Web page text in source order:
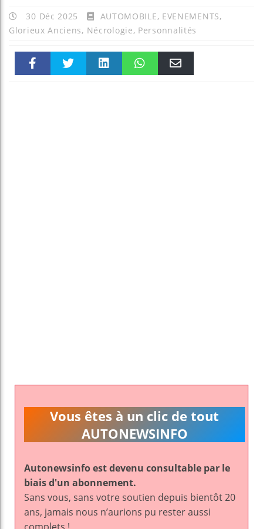
30 Déc 2025 AUTOMOBILE, EVENEMENTS,
Glorieux Anciens, Nécrologie, Personnalités
Vous êtes à un clic de tout
AUTONEWSINFO
Autonewsinfo est devenu consultable par le
biais d'un abonnement.
Sans vous, sans votre soutien depuis bientôt 20
ans, jamais nous n’aurions pu rester aussi